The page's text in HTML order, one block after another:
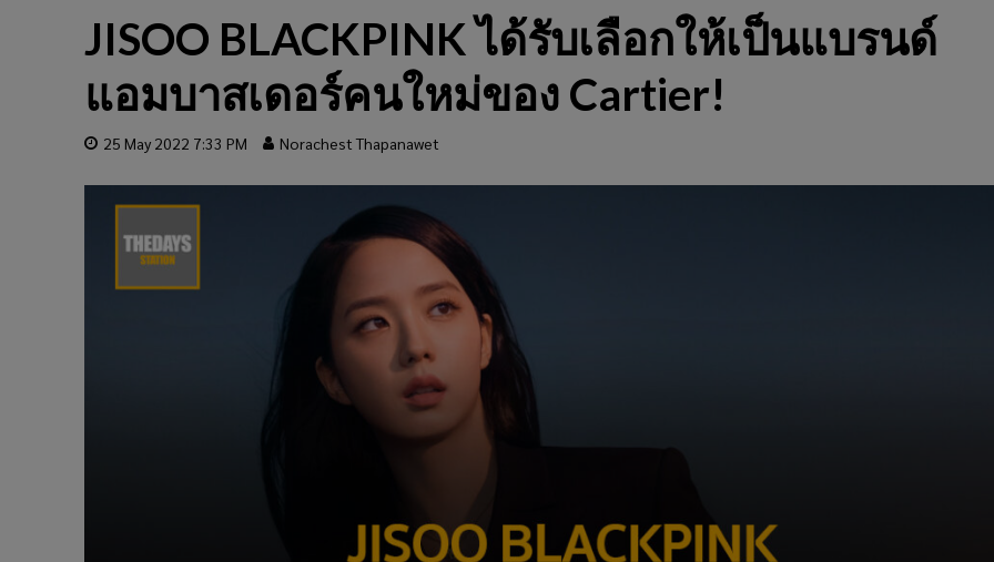
JISOO BLACKPINK ได้รับเลือกให้เป็นแบรนด์
แอมบาสเดอร์คนใหม่ของ Cartier!
25 May 2022 7:33 PM Norachest Thapanawet